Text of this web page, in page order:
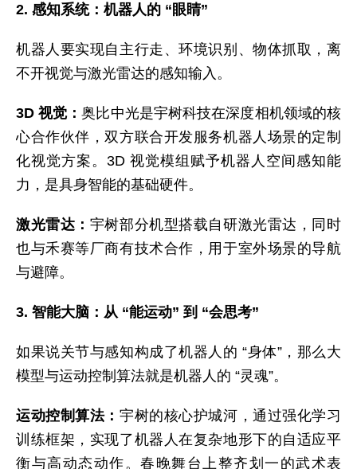
2. 感知系统：机器人的 “眼睛”
机器人要实现自主行走、环境识别、物体抓取，离
不开视觉与激光雷达的感知输入。
3D 视觉：奥比中光是宇树科技在深度相机领域的核
心合作伙伴，双方联合开发服务机器人场景的定制
化视觉方案。3D 视觉模组赋予机器人空间感知能
力，是具身智能的基础硬件。
激光雷达： 宇树部分机型搭载自研激光雷达，同时
也与禾赛等厂商有技术合作，用于室外场景的导航
与避障。
3. 智能大脑：从 “能运动” 到 “会思考”
如果说关节与感知构成了机器人的 “身体”，那么大
模型与运动控制算法就是机器人的 “灵魂”。
运动控制算法： 宇树的核心护城河，通过强化学习
训练框架，实现了机器人在复杂地形下的自适应平
衡与高动态动作。春晚舞台上整齐划一的武术表